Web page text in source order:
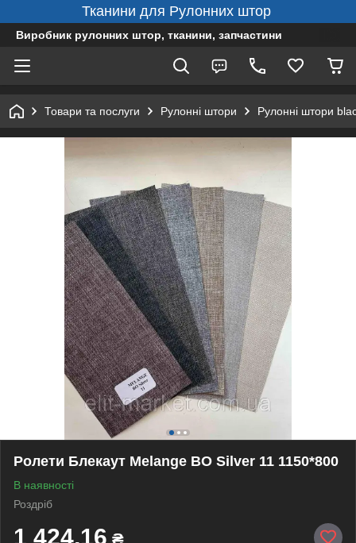
Тканини для Рулонних штор
Виробник рулонних штор, тканини, запчастини
Товари та послуги Рулонні штори Рулонні штори
Ролети Блекаут Melange BO Silver 11 1150*800
В наявності
Роздріб
1 424,16